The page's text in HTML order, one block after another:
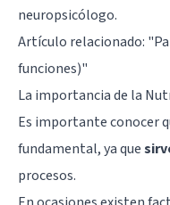
neuropsicólogo.
Artículo relacionado:
funciones)"
La importancia de la
Es importante conocer
fundamental, ya que
procesos.